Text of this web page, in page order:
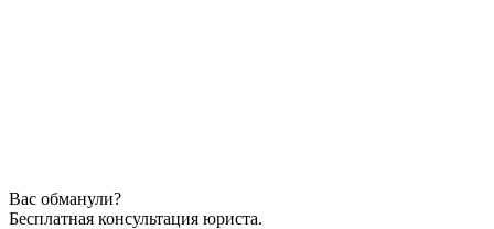
Вас обманули?
Бесплатная консультация юриста.